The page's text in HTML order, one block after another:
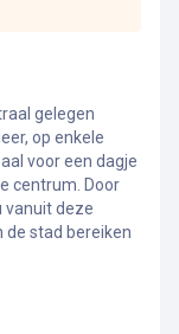
gelegen
op enkele
voor een dagje
centrum. Door
vanuit deze
de stad bereiken
over 16